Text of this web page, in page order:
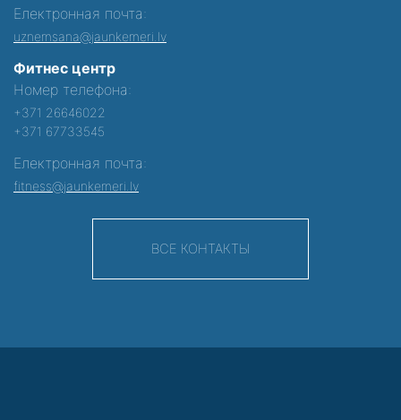
Електронная почта:
uznemsana@jaunkemeri.lv
Фитнес центр
Номер телефона:
+371 26646022
+371 67733545
Електронная почта:
fitness@jaunkemeri.lv
ВСЕ КОНТАКТЫ